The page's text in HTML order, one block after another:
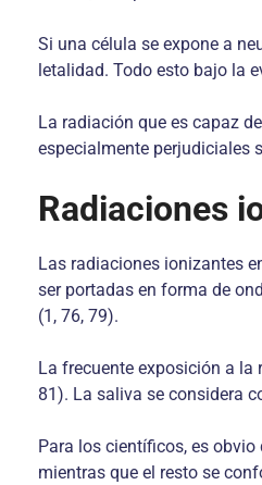
Si una célula se expone a
letalidad. Todo esto bajo la
La radiación que es capaz
especialmente perjudiciales
Radiaciones
Las radiaciones ionizantes
ser portadas en forma de
(1, 76, 79).
La frecuente exposición a
81). La saliva se considera
Para los científicos, es
mientras que el resto se